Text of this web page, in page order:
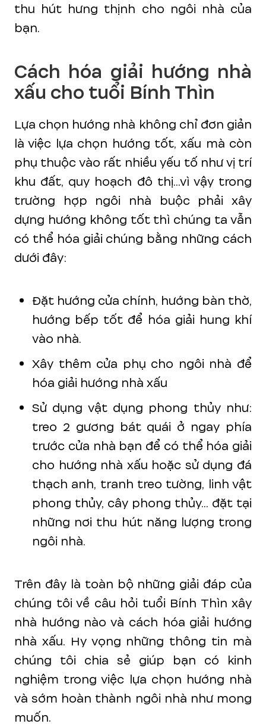
thu hút hưng thịnh cho ngôi nhà của
bạn.
Cách hóa giải hướng nhà
xấu cho tuổi Bính Thìn
Lựa chọn hướng nhà không chỉ đơn giản
là việc lựa chọn hướng tốt, xấu mà còn
phụ thuộc vào rất nhiều yếu tố như vị trí
khu đất, quy hoạch đô thị...vì vậy trong
trường hợp ngôi nhà buộc phải xây
dựng hướng không tốt thì chúng ta vẫn
có thể hóa giải chúng bằng những cách
dưới đây:
Đặt hướng cửa chính, hướng bàn thờ,
hướng bếp tốt để hóa giải hung khí
vào nhà.
Xây thêm cửa phụ cho ngôi nhà để
hóa giải hướng nhà xấu
Sử dụng vật dụng phong thủy như:
treo 2 gương bát quái ở ngay phía
trước cửa nhà bạn để có thể hóa giải
cho hướng nhà xấu hoặc sử dụng đá
thạch anh, tranh treo tường, linh vật
phong thủy, cây phong thủy... đặt tại
những nơi thu hút năng lượng trong
ngôi nhà.
Trên đây là toàn bộ những giải đáp của
chúng tôi về câu hỏi tuổi Bính Thìn xây
nhà hướng nào và cách hóa giải hướng
nhà xấu. Hy vọng những thông tin mà
chúng tôi chia sẻ giúp bạn có kinh
nghiệm trong việc lựa chọn hướng nhà
và sớm hoàn thành ngôi nhà như mong
muốn.